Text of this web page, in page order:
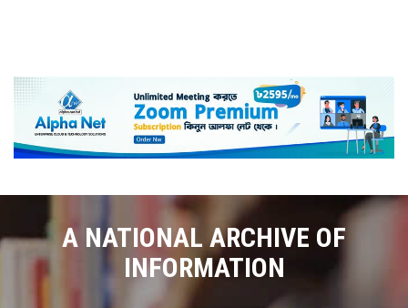
A NATIONAL ARCHIVE OF
INFORMATION